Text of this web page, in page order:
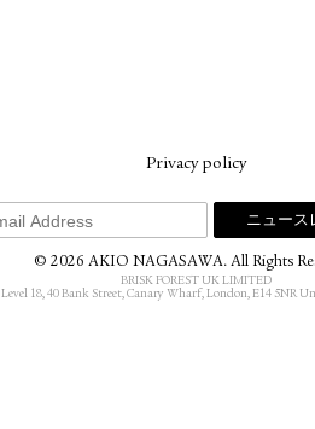
Privacy policy
© 2026 AKIO NAGASAWA. All Rights
BRISK FOREST UK LIMITED
Level 18, 40 Bank Street, Canary Wharf, London, E14 5NR